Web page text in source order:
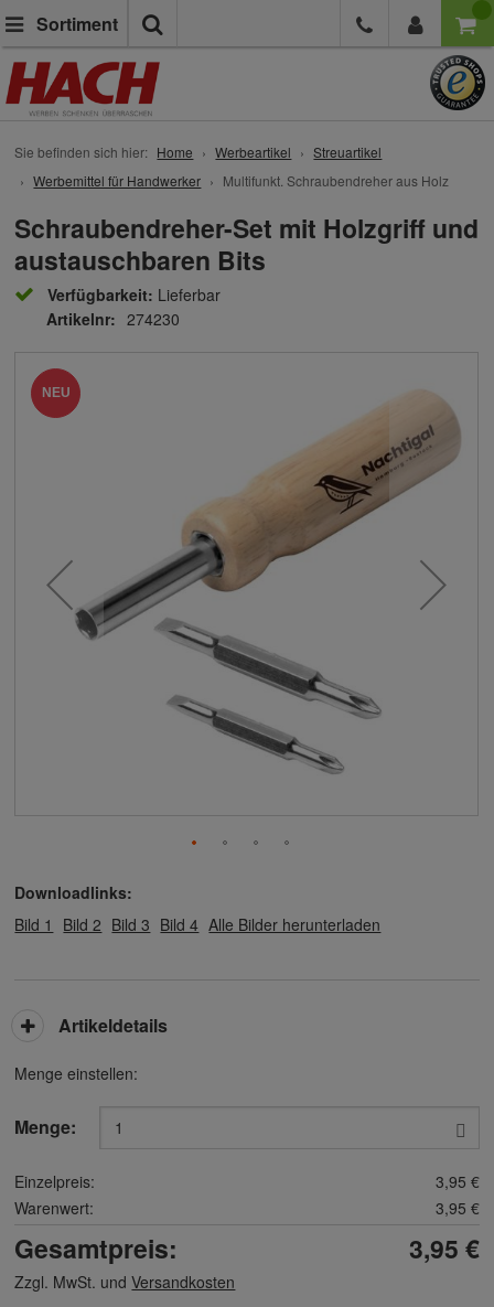
Sortiment
Sie befinden sich hier: Home Werbeartikel
Streuartikel
Werbemittel für Handwerker
Multifunkt. Schraubendreher aus Holz
Schraubendreher-Set mit Holzgriff und
austauschbaren Bits
Verfügbarkeit: Lieferbar
Artikelnr: 274230
NEU
Downloadlinks:
Bild 1
Bild 2 Bild 3 Bild 4 Alle Bilder herunterladen
Menge einstellen:
Menge:
Einzelpreis:
3,95 €
Warenwert:
3,95 €
Gesamtpreis: 3,95 €
Zzgl. MwSt. undVersandkosten
Artikeldetails